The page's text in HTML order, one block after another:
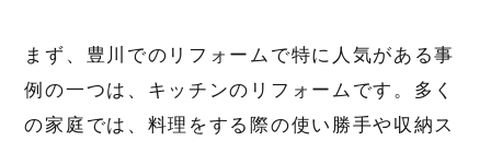
まず、豊川でのリフォームで特に人気がある事
例の一つは、キッチンのリフォームです。多く
の家庭では、料理をする際の使い勝手や収納ス